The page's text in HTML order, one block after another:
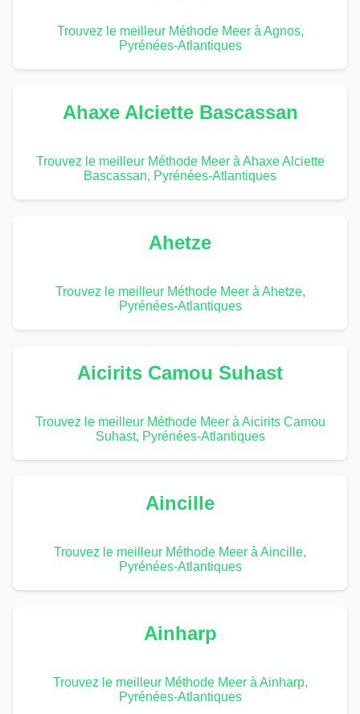
Trouvez le meilleur Méthode Meer à Agnos,
Pyrénées-Atlantiques
Ahaxe Alciette Bascassan
Trouvez le meilleur Méthode Meer à Ahaxe Alciette
Bascassan, Pyrénées-Atlantiques
Ahetze
Trouvez le meilleur Méthode Meer à Ahetze,
Pyrénées-Atlantiques
Aicirits Camou Suhast
Trouvez le meilleur Méthode Meer à Aicirits Camou
Suhast, Pyrénées-Atlantiques
Aincille
Trouvez le meilleur Méthode Meer à Aincille,
Pyrénées-Atlantiques
Ainharp
Trouvez le meilleur Méthode Meer à Ainharp,
Pyrénées-Atlantiques